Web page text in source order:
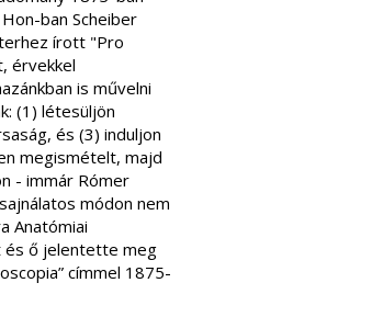
ban Scheiber
írott "Pro
érvekkel
is művelni
(1) létesüljön
és (3) induljon
megismételt, majd
- immár Rómer
módon nem
Anatómiai
és ő jelentette meg
címmel 1875-